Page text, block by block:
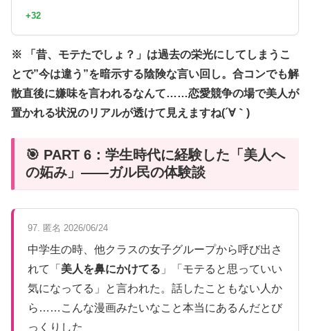
+32
※ 「昔、モテたでしょ？」は過去の栄光にしてしまうこ
とで”今は違う”を暗示する陰険な言い回し。合コンでも解
散直後に嫌味を言われるなんて……恋愛競争の場で美人が
置かれる状況のリアルが透けて見えますね(´∀｀)
🎯 PART 6：学生時代に経験した「美人へ
の妬み」——ガル民の体験談
97. 匿名 2026/06/24
中学生の時、他クラスの女子グループから呼び出さ
れて「 美人を鼻にかけてる 」「モテると思っていい
気になってる」と言われた。話したこともない人か
ら……こんな漫画みたいなこと本当にあるんだとび
っくりした